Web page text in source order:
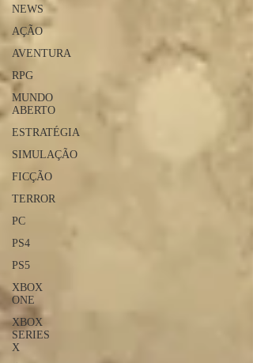
NEWS
AÇÃO
AVENTURA
RPG
MUNDO
ABERTO
ESTRATÉGIA
SIMULAÇÃO
FICÇÃO
TERROR
PC
PS4
PS5
XBOX
ONE
XBOX
SERIES
X